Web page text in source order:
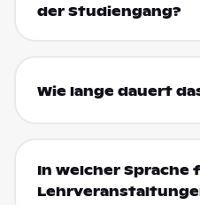
der Studiengang?
Wie lange dauert
In welcher Sprache